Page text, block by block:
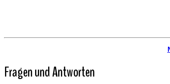
Fragen und Antworten